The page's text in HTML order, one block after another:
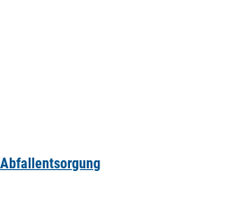
Abfallentsorgung